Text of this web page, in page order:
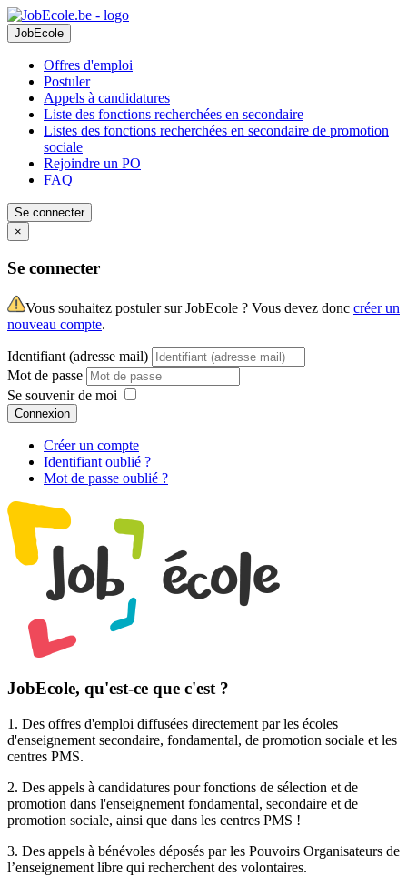
JobEcole
Offres d'emploi
Postuler
Appels à candidatures
Liste des fonctions recherchées en secondaire
Listes des fonctions recherchées en secondaire de promotion
sociale
Rejoindre un PO
FAQ
Se connecter
×
Se connecter
Vous souhaitez postuler sur JobEcole ? Vous devez donc créer un
nouveau compte.
Identifiant (adresse mail)
Mot de passe
Se souvenir de moi
Connexion
Créer un compte
Identifiant oublié ?
Mot de passe oublié ?
JobEcole, qu'est-ce que c'est ?
1. Des offres d'emploi diffusées directement par les écoles
d'enseignement secondaire, fondamental, de promotion sociale et les
centres PMS.
2. Des appels à candidatures pour fonctions de sélection et de
promotion dans l'enseignement fondamental, secondaire et de
promotion sociale, ainsi que dans les centres PMS !
3. Des appels à bénévoles déposés par les Pouvoirs Organisateurs de
l’enseignement libre qui recherchent des volontaires.